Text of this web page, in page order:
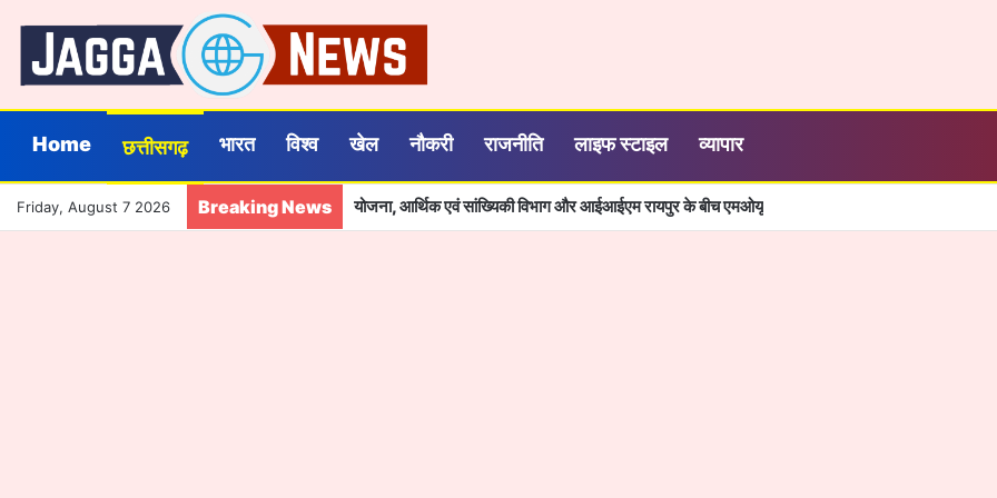
Home छत्तीसगढ़ भारत विश्व खेल नौकरी राजनीति लाइफ स्टाइल व्यापार
Friday, August 7 2026 Breaking News योजना, आर्थिक एवं सांख्यिकी विभाग और आईआईएम रायपुर के बीच एमओयू